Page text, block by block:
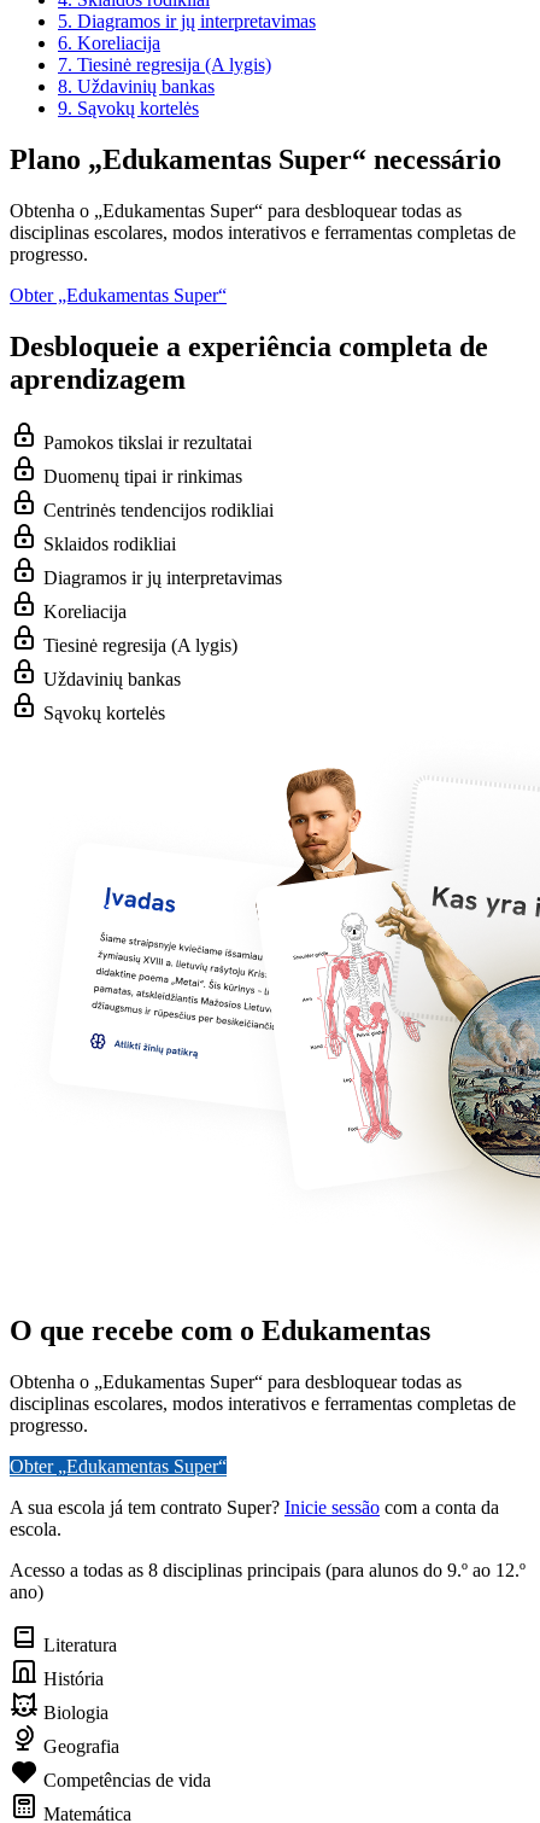
5. Diagramos ir jų interpretavimas
6. Koreliacija
7. Tiesinė regresija (A lygis)
8. Uždavinių bankas
9. Sąvokų kortelės
Plano „Edukamentas Super“ necessário
Obtenha o „Edukamentas Super“ para desbloquear todas as
disciplinas escolares, modos interativos e ferramentas completas de
progresso.
Obter „Edukamentas Super“
Desbloqueie a experiência completa de
aprendizagem
Pamokos tikslai ir rezultatai
Duomenų tipai ir rinkimas
Centrinės tendencijos rodikliai
Sklaidos rodikliai
Diagramos ir jų interpretavimas
Koreliacija
Tiesinė regresija (A lygis)
Uždavinių bankas
Sąvokų kortelės
O que recebe com o Edukamentas
Obtenha o „Edukamentas Super“ para desbloquear todas as
disciplinas escolares, modos interativos e ferramentas completas de
progresso.
Obter „Edukamentas Super“
A sua escola já tem contrato Super? Inicie sessão com a conta da
escola.
Acesso a todas as 8 disciplinas principais (para alunos do 9.º ao 12.º
ano)
Literatura
História
Biologia
Geografia
Competências de vida
Matemática